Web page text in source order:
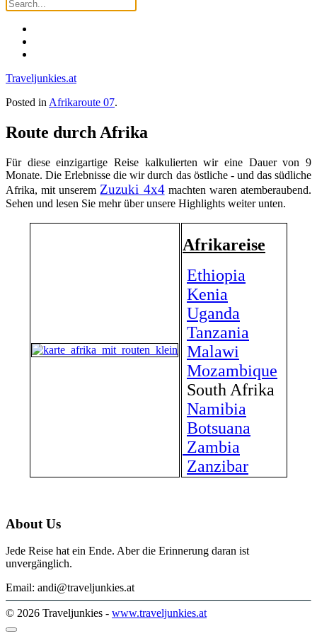
Traveljunkies.at
Posted in Afrikaroute 07.
Route durch Afrika
Für diese einzigartige Reise kalkulierten wir eine Dauer von 9
Monate. Die Erlebnisse die wir durch das östliche - und das südliche
Afrika, mit unserem Zuzuki 4x4machten waren atemberaubend.
Sehen und lesen Sie mehr über unsere Highlights weiter unten.
Afrikareise
Ethiopia
Kenia
Uganda
Tanzania
Malawi
Mozambique
South Afrika
Namibia
Botsuana
Zambia
Zanzibar
About Us
Jede Reise hat ein Ende. Aber die Erinnerung daran ist
unvergänglich.
Email: andi@traveljunkies.at
© 2026 Traveljunkies - www.traveljunkies.at